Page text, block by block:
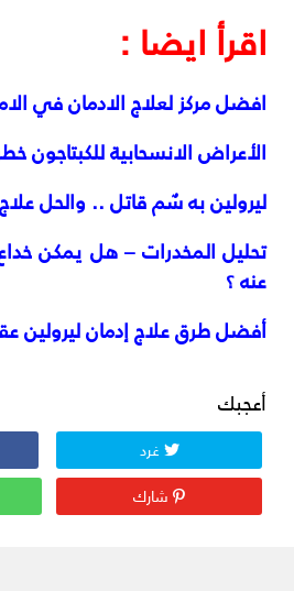
اقرأ ايضا :
افضل مركز لعلاج الادمان في
الأعراض الانسحابية للكبتاجون
ليرولين به سٌم قاتل .. والحل
تحليل المخدرات – هل يمكن
عنه ؟
أفضل طرق علاج إدمان ليرولين
أعجبك
غرد
شارك